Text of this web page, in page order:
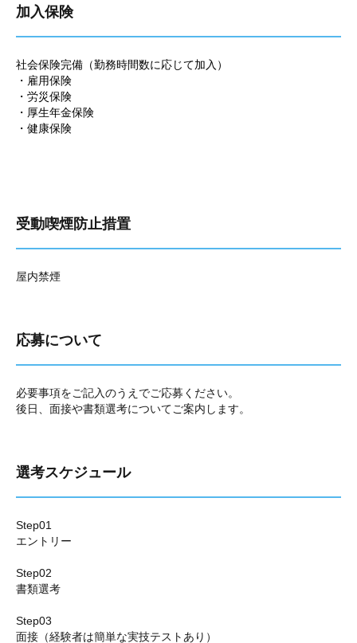
加入保険
社会保険完備（勤務時間数に応じて加入）
・雇用保険
・労災保険
・厚生年金保険
・健康保険
受動喫煙防止措置
屋内禁煙
応募について
必要事項をご記入のうえでご応募ください。
後日、面接や書類選考についてご案内します。
選考スケジュール
Step01
エントリー
Step02
書類選考
Step03
面接（経験者は簡単な実技テストあり）